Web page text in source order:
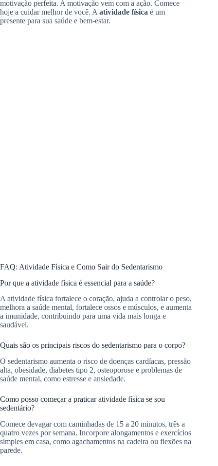
motivação perfeita. A motivação vem com a ação. Comece
hoje a cuidar melhor de você. A atividade física é um
presente para sua saúde e bem-estar.
FAQ: Atividade Física e Como Sair do Sedentarismo
Por que a atividade física é essencial para a saúde?
A atividade física fortalece o coração, ajuda a controlar o peso,
melhora a saúde mental, fortalece ossos e músculos, e aumenta
a imunidade, contribuindo para uma vida mais longa e
saudável.
Quais são os principais riscos do sedentarismo para o corpo?
O sedentarismo aumenta o risco de doenças cardíacas, pressão
alta, obesidade, diabetes tipo 2, osteoporose e problemas de
saúde mental, como estresse e ansiedade.
Como posso começar a praticar atividade física se sou
sedentário?
Comece devagar com caminhadas de 15 a 20 minutos, três a
quatro vezes por semana. Incorpore alongamentos e exercícios
simples em casa, como agachamentos na cadeira ou flexões na
parede.